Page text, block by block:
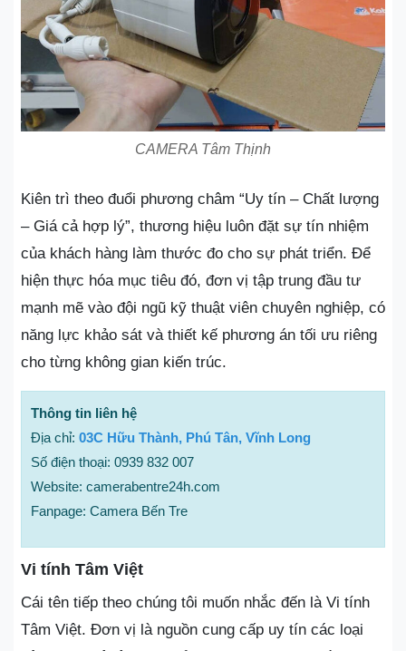
CAMERA Tâm Thịnh
Kiên trì theo đuổi phương châm “Uy tín – Chất lượng
– Giá cả hợp lý”, thương hiệu luôn đặt sự tín nhiệm
của khách hàng làm thước đo cho sự phát triển. Để
hiện thực hóa mục tiêu đó, đơn vị tập trung đầu tư
mạnh mẽ vào đội ngũ kỹ thuật viên chuyên nghiệp, có
năng lực khảo sát và thiết kế phương án tối ưu riêng
cho từng không gian kiến trúc.
Thông tin liên hệ
Địa chỉ: 03C Hữu Thành, Phú Tân, Vĩnh Long
Số điện thoại: 0939 832 007
Website: camerabentre24h.com
Fanpage: Camera Bến Tre
Vi tính Tâm Việt
Cái tên tiếp theo chúng tôi muốn nhắc đến là Vi tính
Tâm Việt. Đơn vị là nguồn cung cấp uy tín các loại